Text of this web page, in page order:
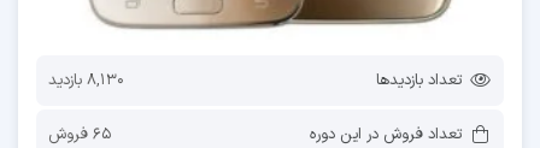
تعداد بازدیدها 8,130 بازدید
تعداد فروش در این دوره 65 فروش